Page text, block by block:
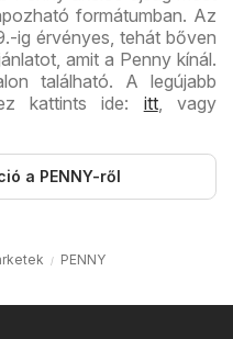
formátumban. Az
ig érvényes, tehát bőven
amit a Penny kínál.
található. A legújabb
kattints ide: itt, vagy
a PENNY-ről
PENNY